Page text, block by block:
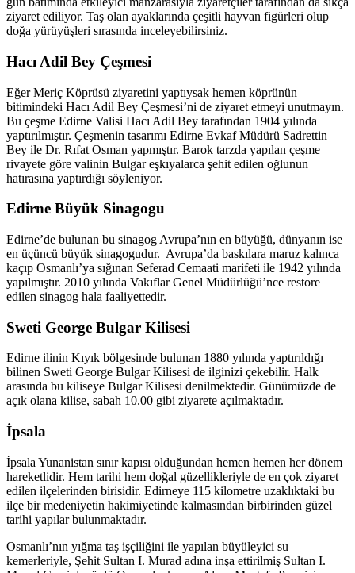
ziyaret ediliyor. Taş olan ayaklarında çeşitli hayvan figürleri olup
doğa yürüyüşleri sırasında inceleyebilirsiniz.
Hacı Adil Bey Çeşmesi
Eğer Meriç Köprüsü ziyaretini yaptıysak hemen köprünün
bitimindeki Hacı Adil Bey Çeşmesi’ni de ziyaret etmeyi unutmayın.
Bu çeşme Edirne Valisi Hacı Adil Bey tarafından 1904 yılında
yaptırılmıştır. Çeşmenin tasarımı Edirne Evkaf Müdürü Sadrettin
Bey ile Dr. Rıfat Osman yapmıştır. Barok tarzda yapılan çeşme
rivayete göre valinin Bulgar eşkıyalarca şehit edilen oğlunun
hatırasına yaptırdığı söyleniyor.
Edirne Büyük Sinagogu
Edirne’de bulunan bu sinagog Avrupa’nın en büyüğü, dünyanın ise
en üçüncü büyük sinagogudur. Avrupa’da baskılara maruz kalınca
kaçıp Osmanlı’ya sığınan Seferad Cemaati marifeti ile 1942 yılında
yapılmıştır. 2010 yılında Vakıflar Genel Müdürlüğü’nce restore
edilen sinagog hala faaliyettedir.
Sweti George Bulgar Kilisesi
Edirne ilinin Kıyık bölgesinde bulunan 1880 yılında yaptırıldığı
bilinen Sweti George Bulgar Kilisesi de ilginizi çekebilir. Halk
arasında bu kiliseye Bulgar Kilisesi denilmektedir. Günümüzde de
açık olana kilise, sabah 10.00 gibi ziyarete açılmaktadır.
İpsala
İpsala Yunanistan sınır kapısı olduğundan hemen hemen her dönem
hareketlidir. Hem tarihi hem doğal güzellikleriyle de en çok ziyaret
edilen ilçelerinden birisidir. Edirneye 115 kilometre uzaklıktaki bu
ilçe bir medeniyetin hakimiyetinde kalmasından birbirinden güzel
tarihi yapılar bulunmaktadır.
Osmanlı’nın yığma taş işçiliğini ile yapılan büyüleyici su
kemerleriyle, Şehit Sultan I. Murad adına inşa ettirilmiş Sultan I.